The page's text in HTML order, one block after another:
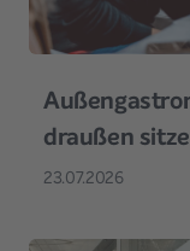
draußen
23.07.2026